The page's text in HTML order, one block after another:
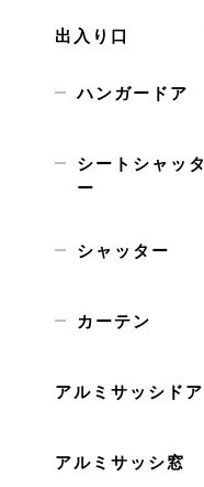
出入り口
ハンガードア
シートシャッタ
ー
シャッター
カーテン
アルミサッシドア
アルミサッシ窓